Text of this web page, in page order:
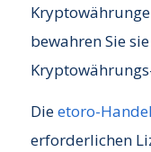
bewahren Sie
Dieetoro-
erforderlichen